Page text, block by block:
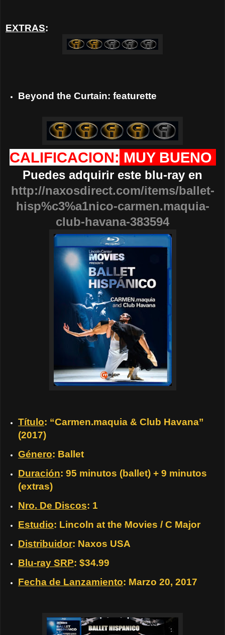
EXTRAS:
Beyond the Curtain: featurette
CALIFICACION: MUY BUENO
Puedes adquirir este blu-ray en
http://naxosdirect.com/items/ballet-
hisp%c3%a1nico-carmen.maquia-
club-havana-383594
Título: “Carmen.maquia & Club Havana”
(2017)
Género: Ballet
Duración: 95 minutos (ballet) + 9 minutos
(extras)
Nro. De Discos: 1
Estudio: Lincoln at the Movies / C Major
Distribuidor: Naxos USA
Blu-ray SRP: $34.99
Fecha de Lanzamiento: Marzo 20, 2017